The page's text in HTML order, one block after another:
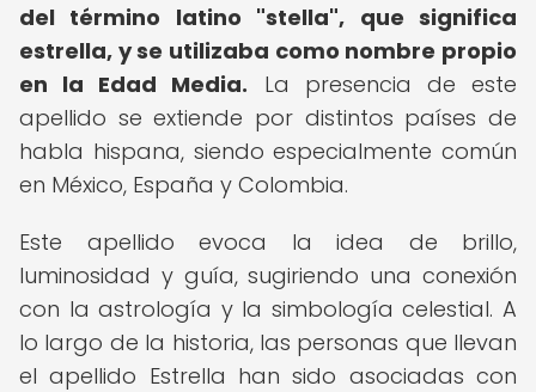
del término latino "stella", que significa
estrella, y se utilizaba como nombre propio
en la Edad Media. La presencia de este
apellido se extiende por distintos países de
habla hispana, siendo especialmente común
en México, España y Colombia.
Este apellido evoca la idea de brillo,
luminosidad y guía, sugiriendo una conexión
con la astrología y la simbología celestial. A
lo largo de la historia, las personas que llevan
el apellido Estrella han sido asociadas con